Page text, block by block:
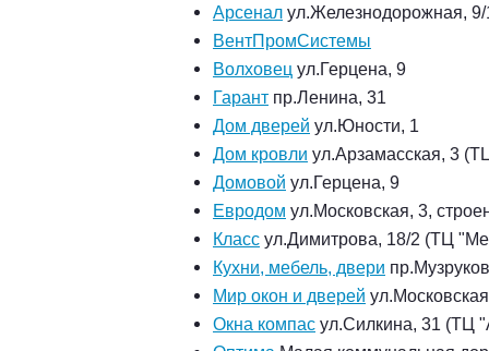
Арсенал ул.Железнодорожная, 9/
ВентПромСистемы
Волховец ул.Герцена, 9
Гарант пр.Ленина, 31
Дом дверей ул.Юности, 1
Дом кровли ул.Арзамасская, 3
Домовой ул.Герцена, 9
Евродом ул.Московская, 3,
Класс ул.Димитрова, 18/2 (ТЦ
Кухни, мебель, двери
Мир окон и дверей
Окна компас ул.Силкина, 31 (ТЦ